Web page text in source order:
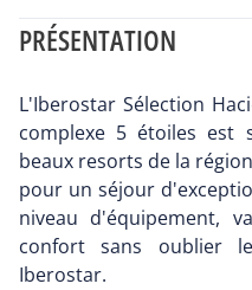
PRÉSENTATION
L'Iberostar Sélection
complexe 5 étoiles est
beaux resorts de la
pour un séjour
niveau d'équipement,
confort sans oublier
Iberostar.